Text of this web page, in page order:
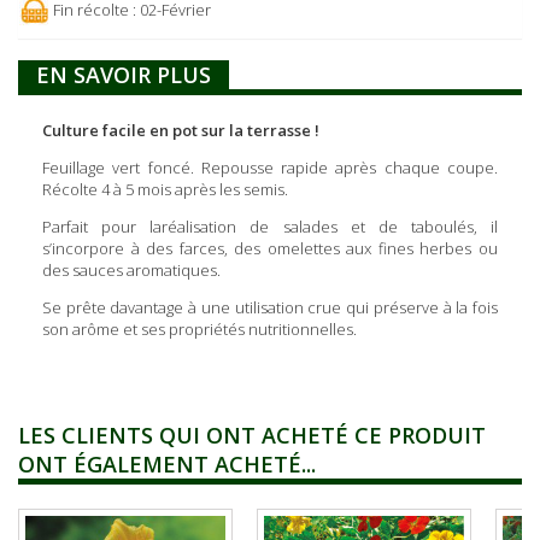
Fin récolte : 02-Février
EN SAVOIR PLUS
Culture facile en pot sur la terrasse !
Feuillage vert foncé. Repousse rapide après chaque coupe.
Récolte 4 à 5 mois après les semis.
Parfait pour laréalisation de salades et de taboulés, il
s’incorpore à des farces, des omelettes aux fines herbes ou
des sauces aromatiques.
Se prête davantage à une utilisation crue qui préserve à la fois
son arôme et ses propriétés nutritionnelles.
LES CLIENTS QUI ONT ACHETÉ CE PRODUIT
ONT ÉGALEMENT ACHETÉ...